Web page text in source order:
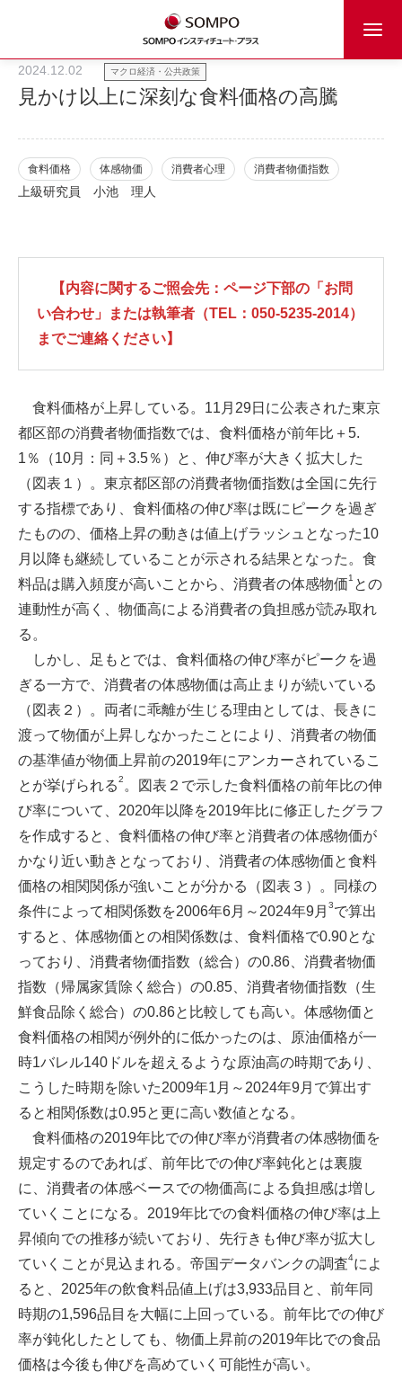
2024.12.02 マクロ経済・公共政策
見かけ以上に深刻な食料価格の高騰
食料価格 体感物価 消費者心理 消費者物価指数
上級研究員 小池 理人
【内容に関するご照会先：ページ下部の「お問
い合わせ」または執筆者（TEL：050-5235-2014）
までご連絡ください】
食料価格が上昇している。11月29日に公表された東京
都区部の消費者物価指数では、食料価格が前年比＋5.
1％（10月：同＋3.5％）と、伸び率が大きく拡大した
（図表１）。東京都区部の消費者物価指数は全国に先行
する指標であり、食料価格の伸び率は既にピークを過ぎ
たものの、価格上昇の動きは値上げラッシュとなった10
月以降も継続していることが示される結果となった。食
料品は購入頻度が高いことから、消費者の体感物価1 との
連動性が高く、物価高による消費者の負担感が読み取れ
る。
しかし、足もとでは、食料価格の伸び率がピークを過
ぎる一方で、消費者の体感物価は高止まりが続いている
（図表２）。両者に乖離が生じる理由としては、長きに
渡って物価が上昇しなかったことにより、消費者の物価
の基準値が物価上昇前の2019年にアンカーされているこ
とが挙げられる2 。図表２で示した食料価格の前年比の伸
び率について、2020年以降を2019年比に修正したグラフ
を作成すると、食料価格の伸び率と消費者の体感物価が
かなり近い動きとなっており、消費者の体感物価と食料
価格の相関関係が強いことが分かる（図表３）。同様の
条件によって相関係数を2006年6月～2024年9月 3で算出
すると、体感物価との相関係数は、食料価格で0.90とな
っており、消費者物価指数（総合）の0.86、消費者物価
指数（帰属家賃除く総合）の0.85、消費者物価指数（生
鮮食品除く総合）の0.86と比較しても高い。体感物価と
食料価格の相関が例外的に低かったのは、原油価格が一
時1バレル140ドルを超えるような原油高の時期であり、
こうした時期を除いた2009年1月～2024年9月で算出す
ると相関係数は0.95と更に高い数値となる。
食料価格の2019年比での伸び率が消費者の体感物価を
規定するのであれば、前年比での伸び率鈍化とは裏腹
に、消費者の体感ベースでの物価高による負担感は増し
ていくことになる。2019年比での食料価格の伸び率は上
昇傾向での推移が続いており、先行きも伸び率が拡大し
ていくことが見込まれる。帝国データバンクの調査4によ
ると、2025年の飲食料品値上げは3,933品目と、前年同
時期の1,596品目を大幅に上回っている。前年比での伸び
率が鈍化したとしても、物価上昇前の2019年比での食品
価格は今後も伸びを高めていく可能性が高い。